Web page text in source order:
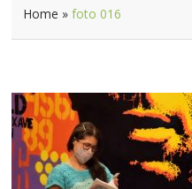
Home »foto 016